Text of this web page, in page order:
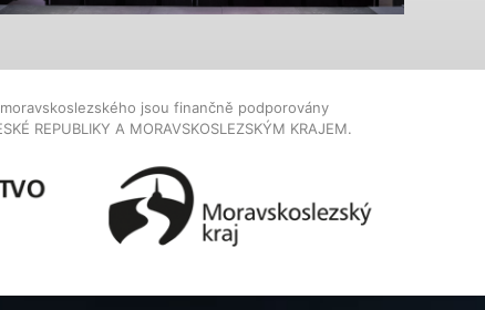
jsou finančně podporovány
REPUBLIKY A MORAVSKOSLEZSKÝM KRAJEM.